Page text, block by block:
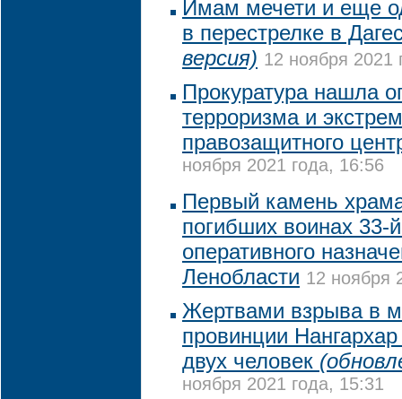
Имам мечети и еще
в перестрелке в
версия) 12 ноября 2021
Прокуратура нашла
терроризма и
правозащитного
ноября 2021 года, 16:56
Первый камень
погибших воинах 33-
оперативного
Ленобласти 12 ноября
Жертвами взрыва в
провинции
двух человек
ноября 2021 года, 15:31